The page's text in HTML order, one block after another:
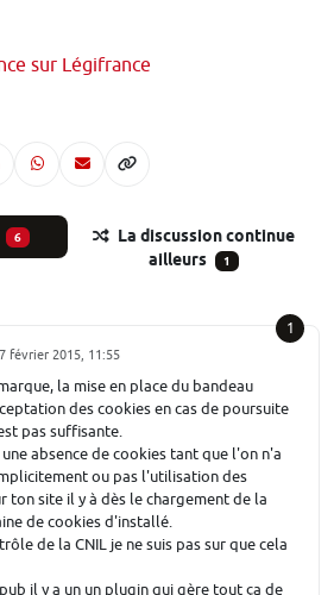
sur Légifrance
6
La discussion continue
ailleurs
1
1
février 2015, 11:55
la mise en place du bandeau
des cookies en cas de poursuite
pas suffisante.
absence de cookies tant que l'on n'a
ou pas l'utilisation des
ton site il y à dès le chargement de la
de cookies d'installé.
de la CNIL je ne suis pas sur que cela
il y a un un plugin qui gère tout ça de